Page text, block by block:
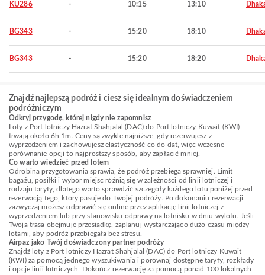
KU286 - 10:15 13:10
BG343 - 15:20 18:10
BG343 - 15:20 18:20
Znajdź najlepszą podróż i ciesz się idealnym doświadczeniem
podróżniczym
Odkryj przygodę, której nigdy nie zapomnisz
Loty z Port lotniczy Hazrat Shahjalal (DAC) do Port lotniczy Kuwait (KWI)
trwają około 6h 1m. Ceny są zwykle najniższe, gdy rezerwujesz z
wyprzedzeniem i zachowujesz elastyczność co do dat, więc wczesne
porównanie opcji to najprostszy sposób, aby zapłacić mniej.
Co warto wiedzieć przed lotem
Odrobina przygotowania sprawia, że podróż przebiega sprawniej. Limit
bagażu, posiłki i wybór miejsc różnią się w zależności od linii lotniczej i
rodzaju taryfy, dlatego warto sprawdzić szczegóły każdego lotu poniżej przed
rezerwacją tego, który pasuje do Twojej podróży. Po dokonaniu rezerwacji
zazwyczaj możesz odprawić się online przez aplikację linii lotniczej z
wyprzedzeniem lub przy stanowisku odprawy na lotnisku w dniu wylotu. Jeśli
Twoja trasa obejmuje przesiadkę, zaplanuj wystarczająco dużo czasu między
lotami, aby podróż przebiegała bez stresu.
Airpaz jako Twój doświadczony partner podróży
Znajdź loty z Port lotniczy Hazrat Shahjalal (DAC) do Port lotniczy Kuwait
(KWI) za pomocą jednego wyszukiwania i porównaj dostępne taryfy, rozkłady
i opcje linii lotniczych. Dokończ rezerwację za pomocą ponad 100 lokalnych